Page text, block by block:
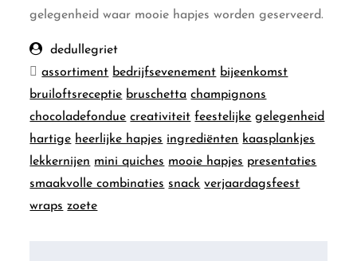
gelegenheid waar mooie hapjes worden geserveerd.
dedullegriet
assortiment bedrijfsevenement bijeenkomst
bruiloftsreceptie bruschetta champignons
chocoladefondue creativiteit feestelijke gelegenheid
hartige heerlijke hapjes ingrediënten kaasplankjes
lekkernijen mini quiches mooie hapjes presentaties
smaakvolle combinaties snack verjaardagsfeest
wraps zoete